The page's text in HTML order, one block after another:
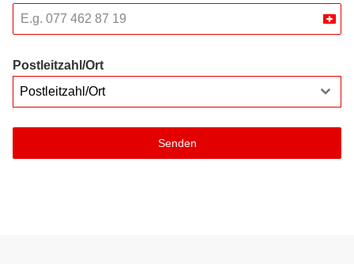
Postleitzahl/Ort
Postleitzahl/Ort
Senden